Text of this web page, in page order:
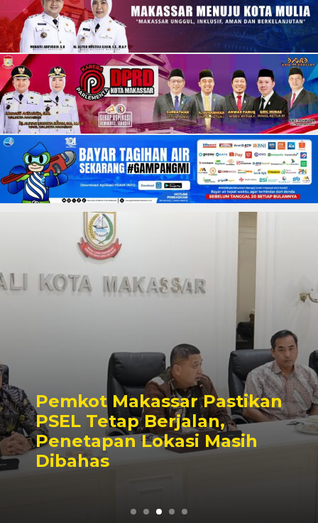
Pemkot Makassar Pastikan
PSEL Tetap Berjalan,
Penetapan Lokasi Masih
Dibahas